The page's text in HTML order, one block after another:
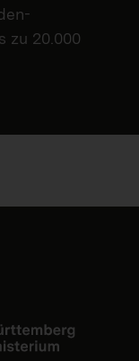
zu 20.000